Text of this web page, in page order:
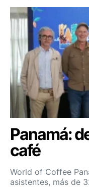
Panamá:
café
World of Coffee
asistentes, más de